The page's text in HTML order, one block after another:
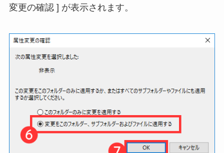
変更の確認 ] が表示されます。